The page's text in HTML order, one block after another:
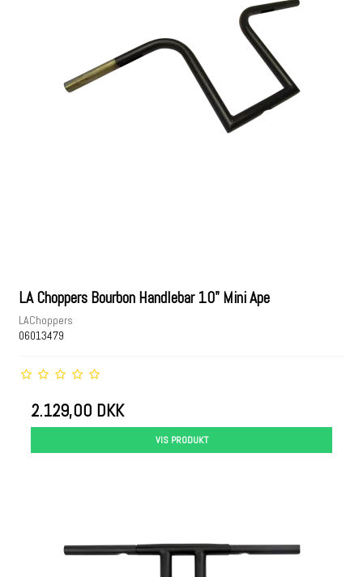
LA Choppers Bourbon Handlebar 10" Mini Ape
LAChoppers
06013479
2.129,00 DKK
VIS PRODUKT